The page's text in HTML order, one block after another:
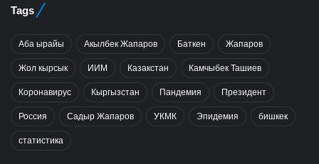
Tags
Аба ырайы Акылбек Жапаров Баткен Жапаров
Жол кырсык ИИМ Казакстан Камчыбек Ташиев
Коронавирус Кыргызстан Пандемия Президент
Россия Садыр Жапаров УКМК Эпидемия бишкек
статистика